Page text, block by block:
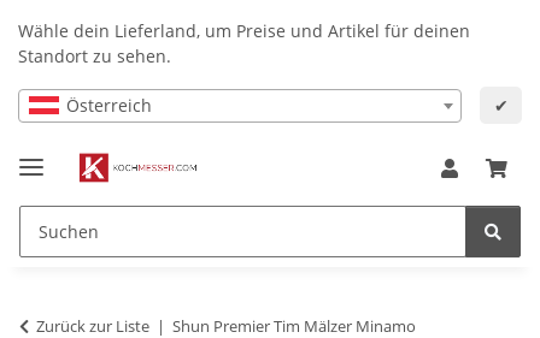
Wähle dein Lieferland, um Preise und Artikel für deinen
Standort zu sehen.
Österreich ✔
Zurück zur Liste Shun Premier Tim Mälzer Minamo